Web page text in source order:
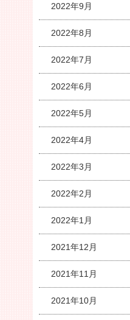
2022年9月
2022年8月
2022年7月
2022年6月
2022年5月
2022年4月
2022年3月
2022年2月
2022年1月
2021年12月
2021年11月
2021年10月